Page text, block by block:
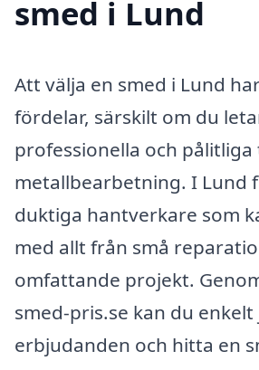
smed i Lund
Att välja en smed i Lund
fördelar, särskilt om du
professionella och
metallbearbetning. I Lund
duktiga hantverkare som
med allt från små
omfattande projekt.
smed-pris.se kan du
erbjudanden och hitta en